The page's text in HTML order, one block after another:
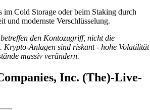
im Cold Storage oder beim Staking durch
und modernste Verschlüsselung.
den Kontozugriff, nicht die
Krypto-Anlagen sind riskant - hohe Volatilität
massiv verändern.
Inc. (The)-Live-